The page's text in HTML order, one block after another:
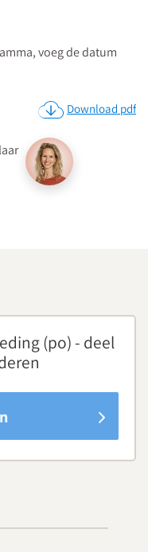
voeg de datum
Download pdf
(po) - deel